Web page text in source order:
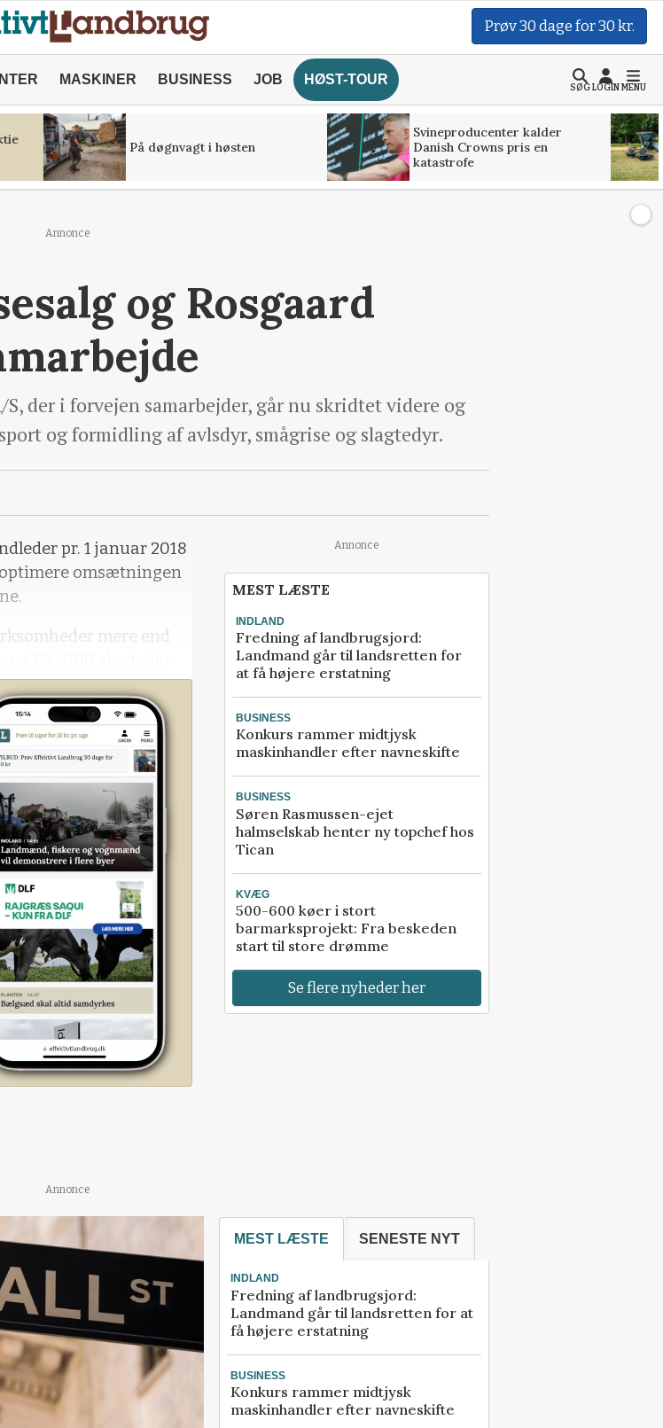
Prøv 30 dage for 30 kr.
MASKINER BUSINESS JOB HØST-TOUR
SØGLOGINMENU
På døgnvagt i høsten
Svineproducenter kalder
Danish Crowns pris en
katastrofe
Annonce
og Rosgaard
S, der i forvejen samarbejder, går nu skridtet videre og
og formidling af avlsdyr, smågrise og slagtedyr.
pr. 1 januar 2018
omsætningen
mere end
Annonce
MEST LÆSTE
INDLAND
Fredning af landbrugsjord:
Landmand går til landsretten for
at få højere erstatning
BUSINESS
Konkurs rammer midtjysk
maskinhandler efter navneskifte
BUSINESS
Søren Rasmussen-ejet
halmselskab henter ny topchef hos
Tican
KVÆG
500-600 køer i stort
barmarksprojekt: Fra beskeden
start til store drømme
Se flere nyheder her
Annonce
MEST LÆSTE SENESTE NYT
INDLAND
Fredning af landbrugsjord:
Landmand går til landsretten for at
få højere erstatning
BUSINESS
Konkurs rammer midtjysk
maskinhandler efter navneskifte